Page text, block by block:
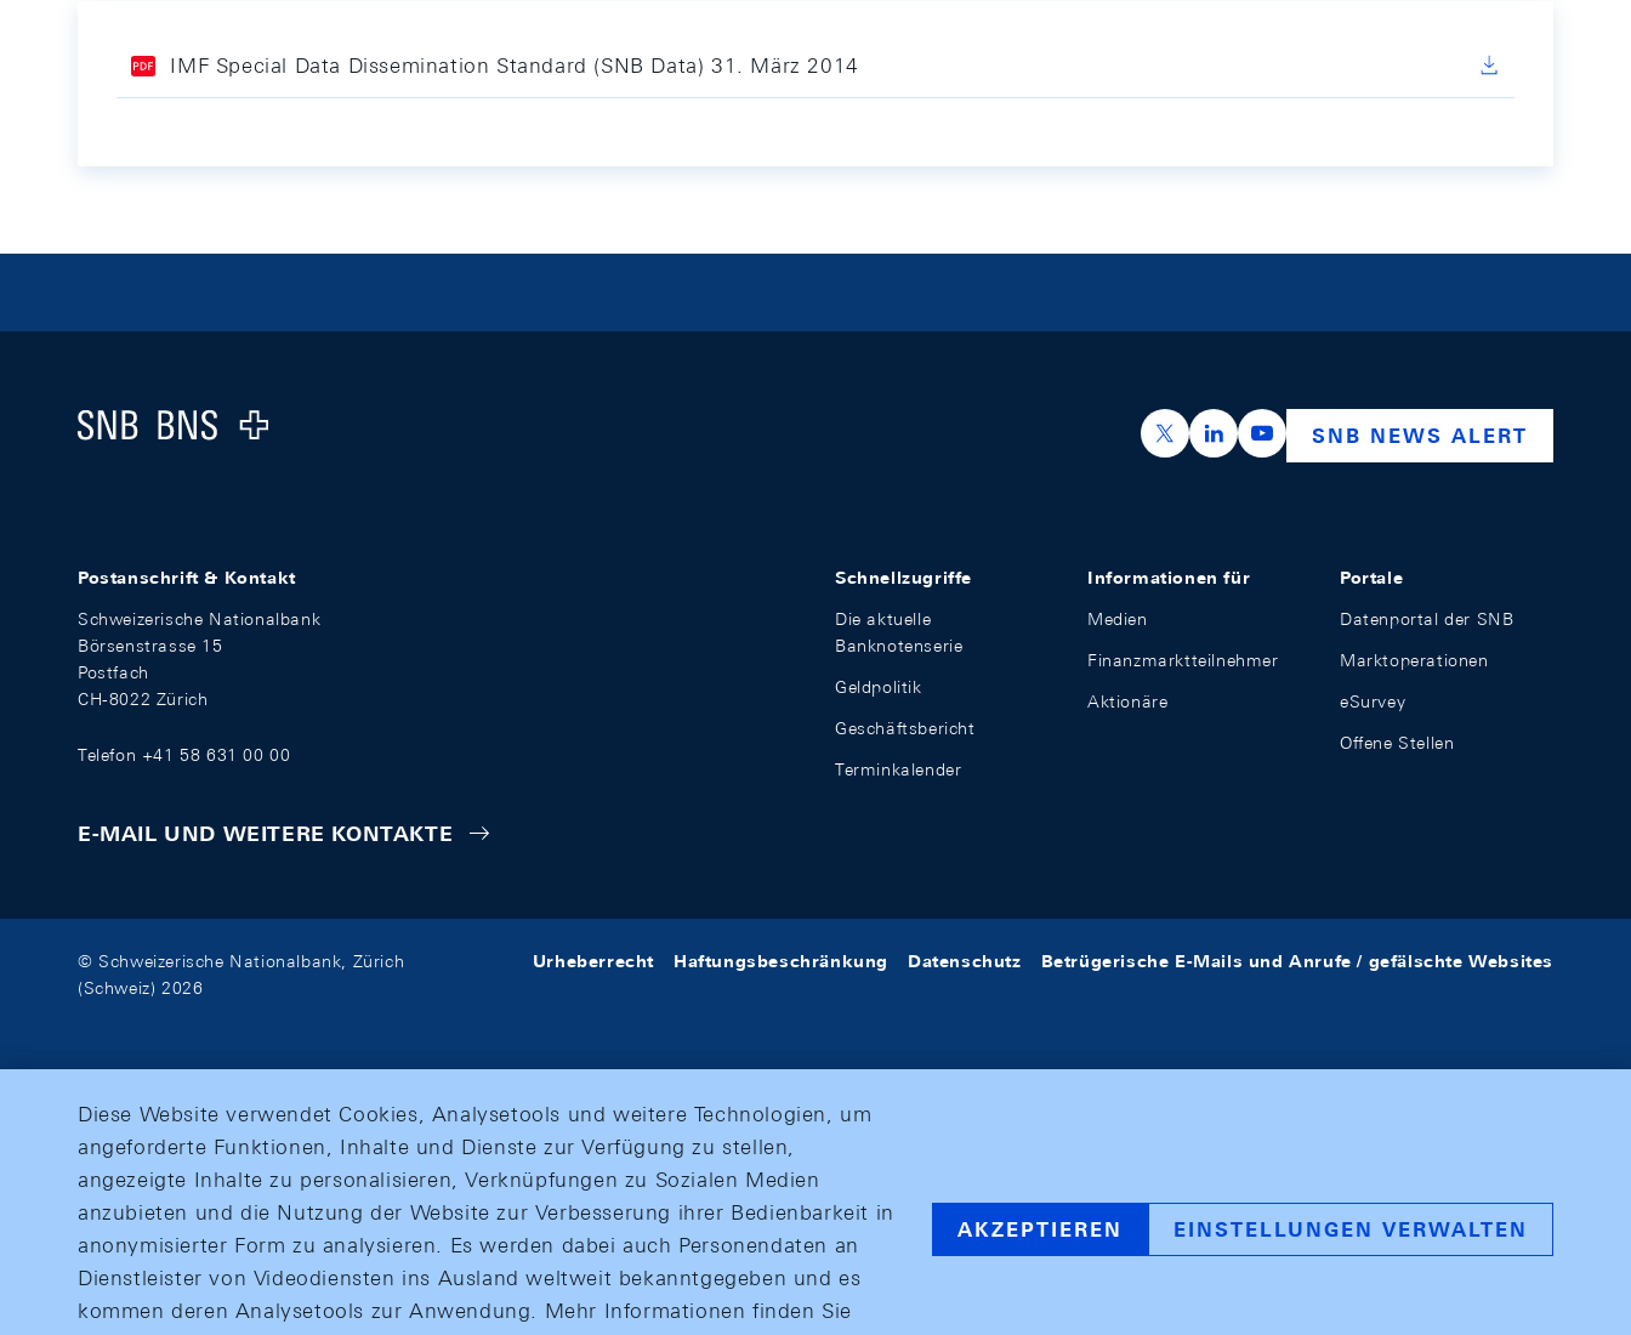
IMF Special Data Dissemination Standard (SNB Data) 31. März 2014
Logo
https://x.com/snb_bns
https://ch.linkedin.com/company/swiss-
https://www.youtube.com/
SNB NEWS ALERT
Postanschrift & Kontakt
Schweizerische Nationalbank
Börsenstrasse 15
Postfach
CH-8022 Zürich
Telefon +41 58 631 00 00
E-MAIL UND WEITERE KONTAKTE
Schnellzugriffe
Die aktuelle
Banknotenserie
Geldpolitik
Geschäftsbericht
Terminkalender
Informationen für
Medien
Finanzmarktteilnehmer
Aktionäre
Portale
Datenportal der SNB
Marktoperationen
eSurvey
Offene Stellen
© Schweizerische Nationalbank, Zürich
(Schweiz) 2026
Urheberrecht Haftungsbeschränkung Datenschutz Betrügerische E-Mails und Anrufe / gefälschte Websites
Diese Website verwendet Cookies, Analysetools und weitere Technologien, um
angeforderte Funktionen, Inhalte und Dienste zur Verfügung zu stellen,
angezeigte Inhalte zu personalisieren, Verknüpfungen zu Sozialen Medien
anzubieten und die Nutzung der Website zur Verbesserung ihrer Bedienbarkeit in
anonymisierter Form zu analysieren. Es werden dabei auch Personendaten an
Dienstleister von Videodiensten ins Ausland weltweit bekanntgegeben und es
kommen deren Analysetools zur Anwendung. Mehr Informationen finden Sie
AKZEPTIEREN EINSTELLUNGEN VERWALTEN